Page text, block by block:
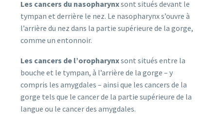
Les cancers du nasopharynxsont situés devant le
tympan et derrière le nez. Le nasopharynx s’ouvre à
l’arrière du nez dans la partie supérieure de la gorge,
comme un entonnoir.
Les cancers de l’oropharynxsont situés entre la
bouche et le tympan, à l’arrière de la gorge – y
compris les amygdales – ainsi que les cancers de la
gorge tels que le cancer de la partie supérieure de la
langue ou le cancer des amygdales.